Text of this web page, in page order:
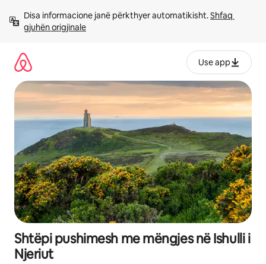
përmbajtja
Disa informacione janë përkthyer automatikisht. Shfaq
gjuhën origjinale
Use app
Shtëpi pushimesh me mëngjes në Ishulli i
Njeriut